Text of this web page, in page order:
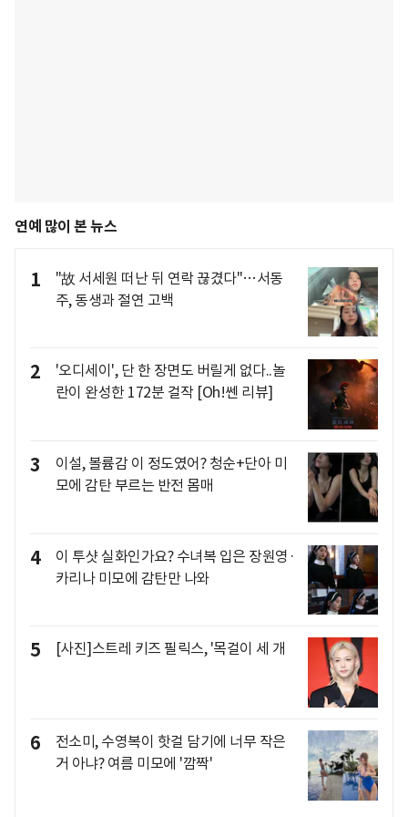
연예 많이 본 뉴스
1
"故 서세원 떠난 뒤 연락 끊겼다"…서동
주, 동생과 절연 고백
2
'오디세이', 단 한 장면도 버릴게 없다..놀
란이 완성한 172분 걸작 [Oh!쎈 리뷰]
3
이설, 볼륨감 이 정도였어? 청순+단아 미
모에 감탄 부르는 반전 몸매
4
이 투샷 실화인가요? 수녀복 입은 장원영·
카리나 미모에 감탄만 나와
5 [사진]스트레 키즈 필릭스, '목걸이 세 개
6
전소미, 수영복이 핫걸 담기에 너무 작은
거 아냐? 여름 미모에 '깜짝'